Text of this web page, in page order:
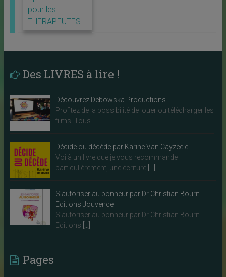
pour les
THERAPEUTES
Des LIVRES à lire !
Découvrez Debowska Productions
Profitez de la possibilité de louer ou télécharger les
films. Tous […]
Décide ou décède par Karine Van Cayzeele
Voilà un livre que je vous recommande
particulièrement, une écriture […]
S’autoriser au bonheur par Dr Christian Bourit
Editions Jouvence
S’autoriser au bonheur par Dr Christian Bourit
Editions […]
Pages